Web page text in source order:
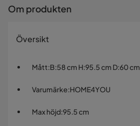
Om produkten
Översikt
Mått:B:58 cm H:95.5 cm D:60 cm
Varumärke:HOME4YOU
Max höjd:95.5 cm